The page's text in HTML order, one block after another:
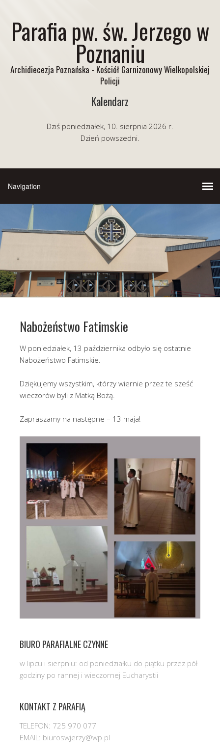
Parafia pw. św. Jerzego w
Poznaniu
Archidiecezja Poznańska - Kościół Garnizonowy Wielkopolskiej
Policji
Kalendarz
Dziś poniedziałek, 10. sierpnia 2026 r.
Dzień powszedni.
Nabożeństwo Fatimskie
W poniedziałek, 13 października odbyło się ostatnie
Nabożeństwo Fatimskie.
Dziękujemy wszystkim, którzy wiernie przez te sześć
wieczorów byli z Matką Bożą.
Zapraszamy na następne – 13 maja!
BIURO PARAFIALNE CZYNNE
w lipcu i sierpniu: od poniedziałku do piątku przez pół
godziny po rannej i wieczornej Eucharystii
KONTAKT Z PARAFIĄ
TELEFON: 725 970 077
EMAIL: biuroswjerzy@wp.pl